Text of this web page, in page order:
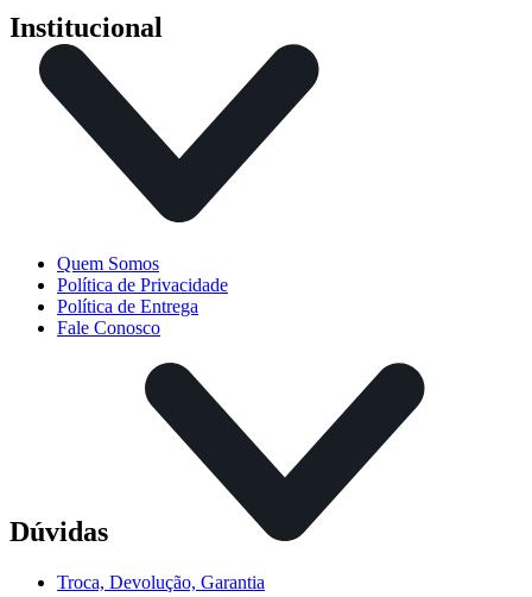
Institucional
Quem Somos
Política de Privacidade
Política de Entrega
Fale Conosco
Dúvidas
Troca, Devolução, Garantia